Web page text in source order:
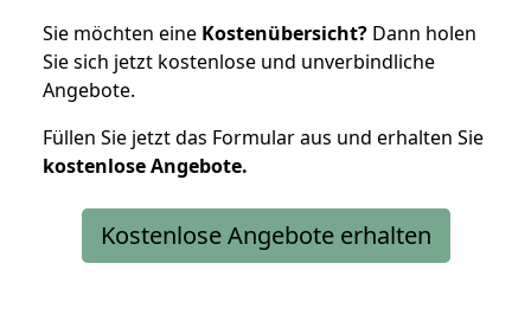
Sie möchten eine Kostenübersicht? Dann holen
Sie sich jetzt kostenlose und unverbindliche
Angebote.
Füllen Sie jetzt das Formular aus und erhalten Sie
kostenloseAngebote.
Kostenlose Angebote erhalten